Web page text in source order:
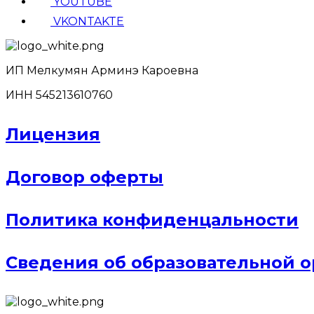
VKONTAKTE
ИП Мелкумян Арминэ Кароевна
ИНН 545213610760
Лицензия
Договор оферты
Политика конфиденцальности
Сведения об образовательной